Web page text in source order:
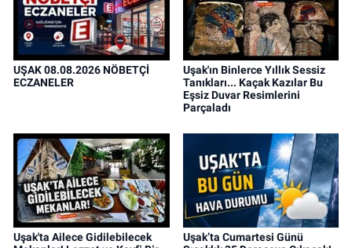
UŞAK 08.08.2026 NÖBETÇİ
ECZANELER
Uşak'ın Binlerce Yıllık Sessiz
Tanıkları... Kaçak Kazılar Bu
Eşsiz Duvar Resimlerini
Parçaladı
Uşak'ta Ailece Gidilebilecek
Uşak’ta Cumartesi Günü